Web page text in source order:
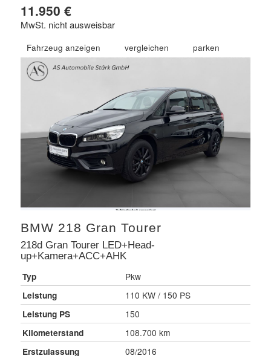
11.950 €
MwSt. nicht ausweisbar
Fahrzeug anzeigen vergleichen parken
BMW 218 Gran Tourer
218d Gran Tourer LED+Head-
up+Kamera+ACC+AHK
Typ
Pkw
Leistung
110 KW / 150 PS
Leistung PS
150
Kilometerstand
108.700 km
Erstzulassung
08/2016